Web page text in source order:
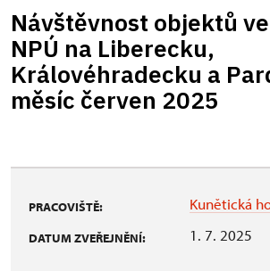
Návštěvnost objektů
NPÚ na Liberecku,
Královéhradecku a
měsíc červen 2025
PRACOVIŠTĚ: Kunětická
DATUM ZVEŘEJNĚNÍ: 1. 7. 2025